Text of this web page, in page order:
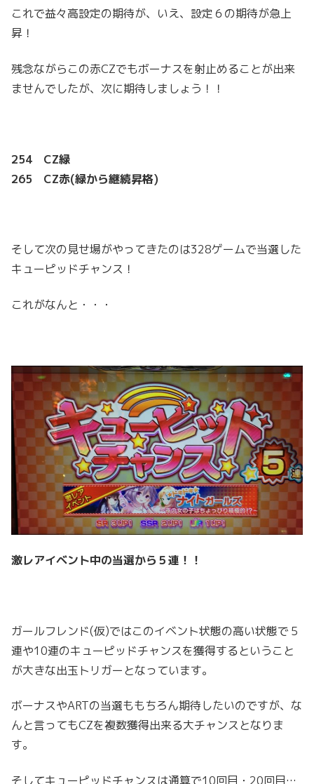
これで益々高設定の期待が、いえ、設定６の期待が急上
昇！
残念ながらこの赤CZでもボーナスを射止めることが出来
ませんでしたが、次に期待しましょう！！
254 CZ緑
265 CZ赤(緑から継続昇格)
そして次の見せ場がやってきたのは328ゲームで当選した
キューピッドチャンス！
これがなんと・・・
激レアイベント中の当選から５連！！
ガールフレンド(仮)ではこのイベント状態の高い状態で５
連や10連のキューピッドチャンスを獲得するということ
が大きな出玉トリガーとなっています。
ボーナスやARTの当選ももちろん期待したいのですが、な
んと言ってもCZを複数獲得出来る大チャンスとなりま
す。
そしてキューピッドチャンスは通算で10回目・20回目…